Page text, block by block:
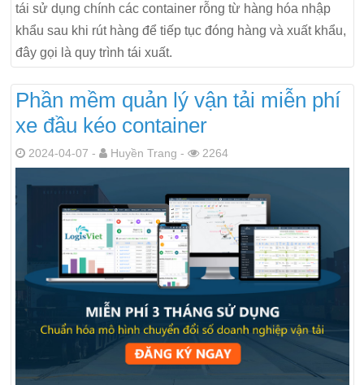
tái sử dụng chính các container rỗng từ hàng hóa nhập
khẩu sau khi rút hàng để tiếp tục đóng hàng và xuất khẩu,
đây gọi là quy trình tái xuất.
Phần mềm quản lý vận tải miễn phí
xe đầu kéo container
2024-04-07 - Huyền Trang - 2264